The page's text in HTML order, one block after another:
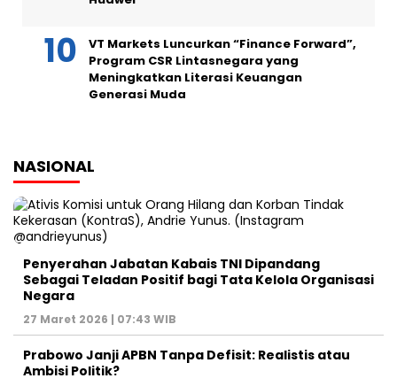
VT Markets Luncurkan “Finance Forward”,
Program CSR Lintasnegara yang
Meningkatkan Literasi Keuangan
Generasi Muda
NASIONAL
Penyerahan Jabatan Kabais TNI Dipandang
Sebagai Teladan Positif bagi Tata Kelola Organisasi
Negara
27 Maret 2026 | 07:43 WIB
Prabowo Janji APBN Tanpa Defisit: Realistis atau
Ambisi Politik?